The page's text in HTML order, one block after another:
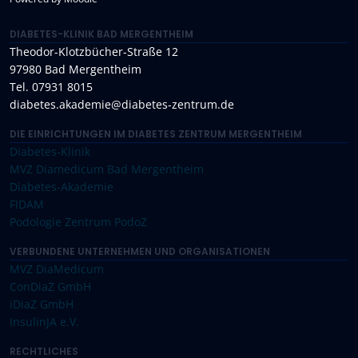
DIABETES-KLINIK BAD MERGENTHEIM
Theodor-Klotzbücher-Straße 12
97980 Bad Mergentheim
Tel. 07931 8015
diabetes.akademie@diabetes-zentrum.de
DIE EINRICHTUNGEN IM DIABETES ZENTRUM MERGENTHEIM
Diabetes-Klinik
MVZ Diamedicum Bad Mergentheim
Diabetes-Akademie
FIDAM
Podologie Zentrum PodoZ
VERBUNDENE UNTERNEHMEN UND ORGANISATIONEN
MVZ DiaMedicum
ConDiaZ GmbH
iDiaZ GmbH
InsulinJA e.V.
RECHTLICHES